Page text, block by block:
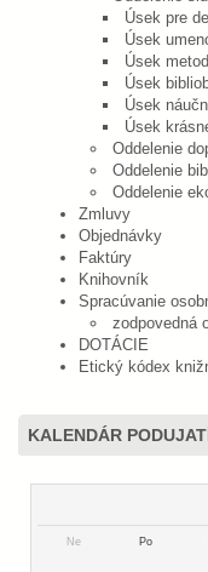
Úsek pre
Úsek
Úsek
Úsek
Úsek
Úsek
Oddelenie
Oddelenie
Oddelenie
Zmluvy
Objednávky
Faktúry
Knihovník
Spracúvanie
zodpovedná
DOTÁCIE
Etický kódex
KALENDÁR
Ne Po